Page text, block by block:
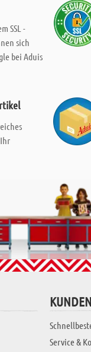
SSL -
sich
bei Aduis
Service &